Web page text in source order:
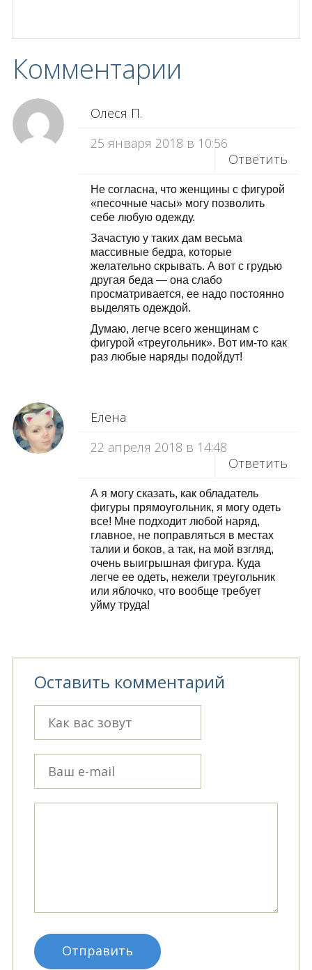
Комментарии
Олеся П.
25 января 2018 в 10:56
Ответить
Не согласна, что женщины с фигурой
«песочные часы» могу позволить
себе любую одежду.
Зачастую у таких дам весьма
массивные бедра, которые
желательно скрывать. А вот с грудью
другая беда — она слабо
просматривается, ее надо постоянно
выделять одеждой.
Думаю, легче всего женщинам с
фигурой «треугольник». Вот им-то как
раз любые наряды подойдут!
Елена
22 апреля 2018 в 14:48
Ответить
А я могу сказать, как обладатель
фигуры прямоугольник, я могу одеть
все! Мне подходит любой наряд,
главное, не поправляться в местах
талии и боков, а так, на мой взгляд,
очень выигрышная фигура. Куда
легче ее одеть, нежели треугольник
или яблочко, что вообще требует
уйму труда!
Оставить комментарий